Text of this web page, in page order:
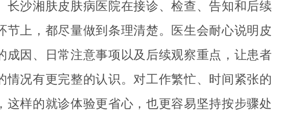
长沙湘肤皮肤病医院在接诊、检查、告知和后续
节上，都尽量做到条理清楚。医生会耐心说明皮
成因、日常注意事项以及后续观察重点，让患者
情况有更完整的认识。对工作繁忙、时间紧张的
这样的就诊体验更省心，也更容易坚持按步骤处